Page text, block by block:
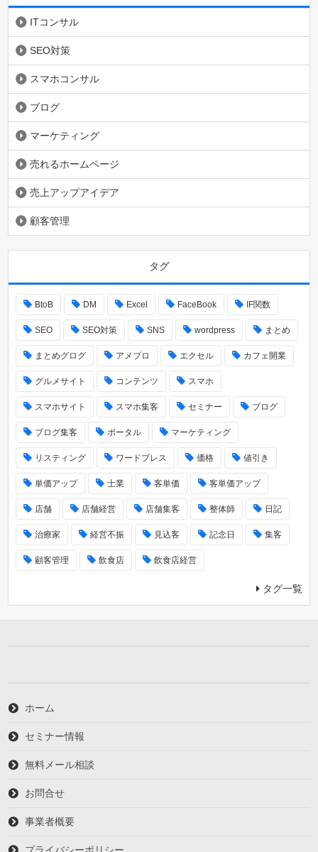
ITコンサル
SEO対策
スマホコンサル
ブログ
マーケティング
売れるホームページ
売上アップアイデア
顧客管理
タグ
BtoB DM Excel FaceBook IF関数
SEO SEO対策 SNS wordpress まとめ
まとめグログ アメブロ エクセル カフェ開業
グルメサイト コンテンツ スマホ
スマホサイト スマホ集客 セミナー ブログ
ブログ集客 ポータル マーケティング
リスティング ワードプレス 価格 値引き
単価アップ 士業 客単価 客単価アップ
店舗 店舗経営 店舗集客 整体師 日記
治療家 経営不振 見込客 記念日 集客
顧客管理 飲食店 飲食店経営
タグ一覧
ホーム
セミナー情報
無料メール相談
お問合せ
事業者概要
プライバシーポリシー